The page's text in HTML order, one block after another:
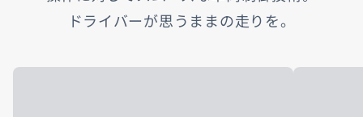
ドライバーが思うままの走りを。​